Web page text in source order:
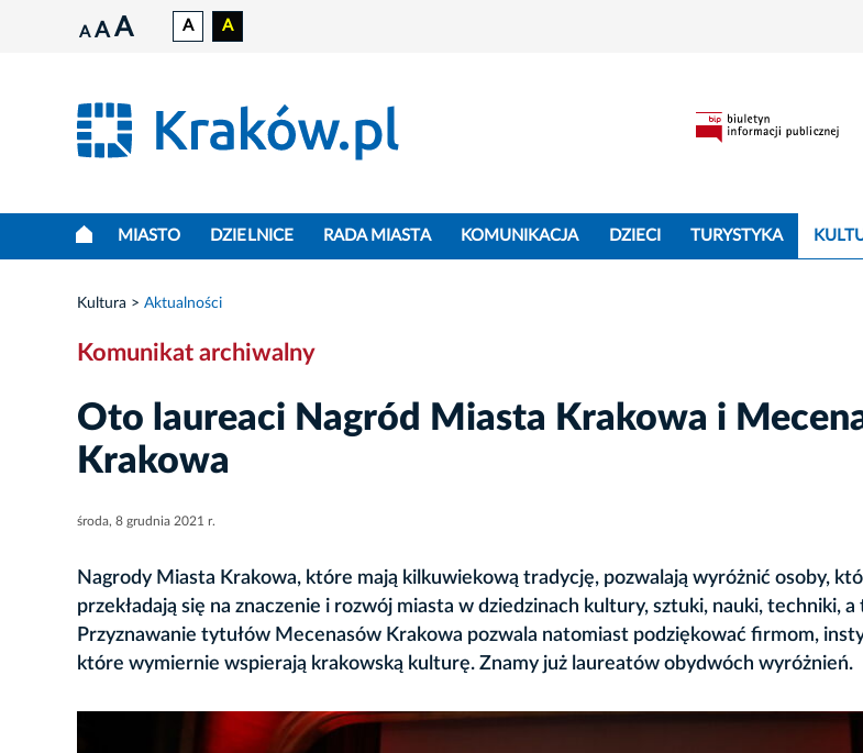
A A A A A
MIASTO DZIELNICE RADA MIASTA KOMUNIKACJA DZIECI TURYSTYKA
Kultura Aktualności
Komunikat archiwalny
Oto laureaci Nagród Miasta Krakowa i
Krakowa
środa, 8 grudnia 2021 r.
Nagrody Miasta Krakowa, które mają kilkuwiekową tradycję, pozwalają wyróżnić osoby,
przekładają się na znaczenie i rozwój miasta w dziedzinach kultury, sztuki, nauki, techniki,
Przyznawanie tytułów Mecenasów Krakowa pozwala natomiast podziękować firmom,
które wymiernie wspierają krakowską kulturę. Znamy już laureatów obydwóch wyróżnień.